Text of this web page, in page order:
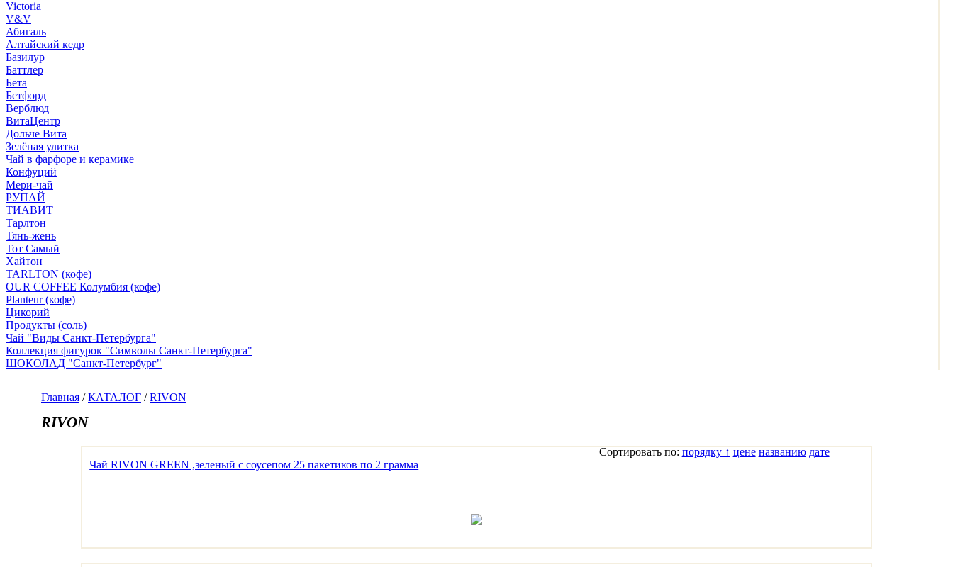
Victoria
V&V
Абигаль
Алтайский кедр
Базилур
Баттлер
Бета
Бетфорд
Верблюд
ВитаЦентр
Дольче Вита
Зелёная улитка
Чай в фарфоре и керамике
Конфуций
Мери-чай
РУПАЙ
ТИАВИТ
Тарлтон
Тянь-жень
Тот Самый
Хайтон
TARLTON (кофе)
OUR COFFEE Колумбия (кофе)
Planteur (кофе)
Цикорий
Продукты (соль)
Чай "Виды Санкт-Петербурга"
Коллекция фигурок "Символы Санкт-Петербурга"
ШОКОЛАД "Санкт-Петербург"
Главная /КАТАЛОГ /RIVON
RIVON
Сортировать по: порядку ↑ цене названию дате
Чай RIVON GREEN ,зеленый с соусепом 25 пакетиков по 2 грамма